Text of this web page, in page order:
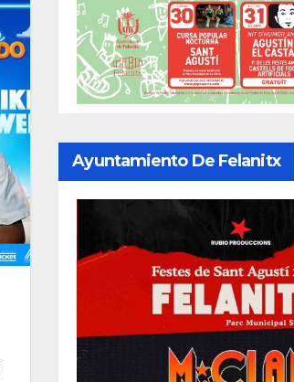
Ayuntamiento De Felanitx